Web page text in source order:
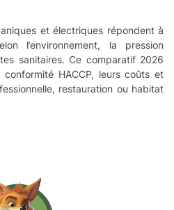
et électriques répondent à
l’environnement, la pression
sanitaires. Ce comparatif 2026
HACCP, leurs coûts et
restauration ou habitat